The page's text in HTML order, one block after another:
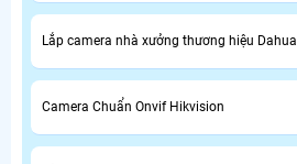
Lắp camera nhà xưởng thương hiệu Dahua
Camera Chuẩn Onvif Hikvision